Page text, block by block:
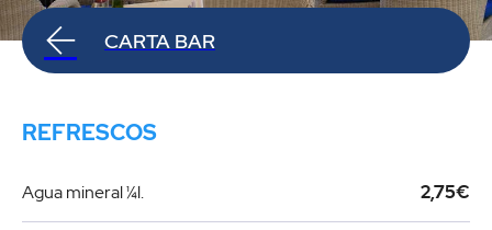
CARTA BAR
REFRESCOS
Agua mineral ¼l. 2,75€